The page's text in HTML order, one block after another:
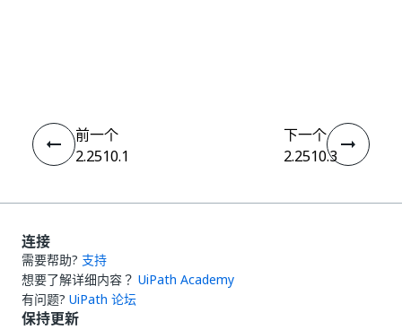
前一个
2.2510.1
下一个
2.2510.3
连接
需要帮助? 支持
想要了解详细内容？ UiPath Academy
有问题? UiPath 论坛
保持更新